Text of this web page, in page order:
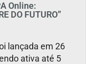
Online:
DO FUTURO”
lançada em 26
ativa até 5